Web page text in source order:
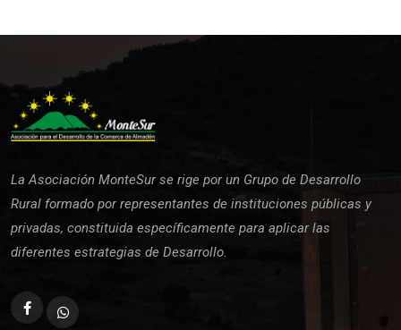
La Asociación MonteSur se rige por un Grupo de Desarrollo
Rural formado por representantes de instituciones públicas y
privadas, constituida específicamente para aplicar las
diferentes estrategias de Desarrollo.